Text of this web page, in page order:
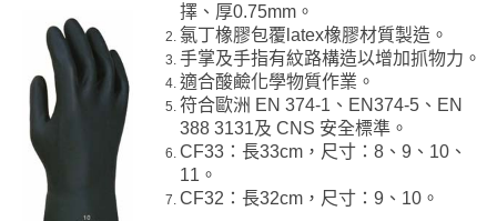
擇、厚0.75mm。
氯丁橡膠包覆latex橡膠材質製造。
手掌及手指有紋路構造以增加抓物力。
適合酸鹼化學物質作業。
符合歐洲 EN 374-1、EN374-5、EN
388 3131及 CNS 安全標準。
CF33：長33cm，尺寸：8、9、10、
11。
CF32：長32cm，尺寸：9、10。